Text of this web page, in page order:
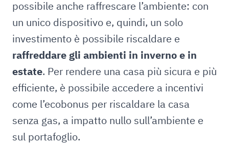
possibile anche raffrescare l’ambiente: con
un unico dispositivo e, quindi, un solo
investimento è possibile riscaldare e
raffreddare gli ambienti in inverno e in
estate. Per rendere una casa più sicura e più
efficiente, è possibile accedere a incentivi
come l’ecobonus per riscaldare la casa
senza gas, a impatto nullo sull’ambiente e
sul portafoglio.